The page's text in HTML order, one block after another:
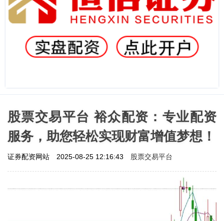
股票交易平台 裕众配资：专业配资
服务，助您轻松实现财富增值梦想！
证券配资网站 2025-08-25 12:16:43 股票交易平台